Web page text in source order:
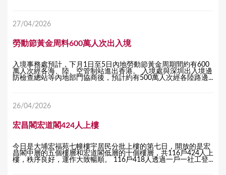
27/04/2026
勞動節黃金周料600萬人次出入境
入境事務處預計，下月1日至5日內地勞動節黃金周期間約有600
萬人次經各海、陸、空管制站進出香港。 入境處與深圳出入境邊
防檢查總站等內地部門協商後，預計約有500萬人次經各陸路邊...
26/04/2026
宏昌閣宏道閣424人上樓
今日是大埔宏福苑七幢樓宇居民分批上樓的第七日，開放的是宏
昌閣中層的五個樓層和宏道閣低層的十個樓層，共116戶424人上
樓，秩序良好，運作大致暢順。 116戶418人透過一戶一社工登...